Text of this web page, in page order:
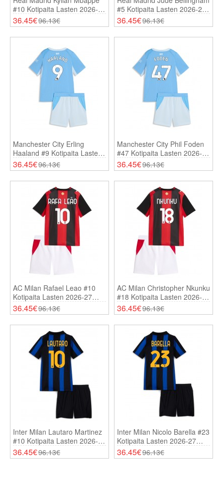
#10 Kotipaita Lasten 2026-27
Lyhythihainen (+ Shortsit)
36.45€96.13€
#5 Kotipaita Lasten 2026-27
Lyhythihainen (+ Shortsit)
36.45€96.13€
Manchester City Erling
Haaland #9 Kotipaita Lasten
2026-27 Lyhythihainen (+
Shortsit)
36.45€96.13€
Manchester City Phil Foden
#47 Kotipaita Lasten 2026-27
Lyhythihainen (+ Shortsit)
36.45€96.13€
AC Milan Rafael Leao #10
Kotipaita Lasten 2026-27
Lyhythihainen (+ Shortsit)
36.45€96.13€
AC Milan Christopher Nkunku
#18 Kotipaita Lasten 2026-27
Lyhythihainen (+ Shortsit)
36.45€96.13€
Inter Milan Lautaro Martinez
#10 Kotipaita Lasten 2026-27
Lyhythihainen (+ Shortsit)
36.45€96.13€
Inter Milan Nicolo Barella #23
Kotipaita Lasten 2026-27
Lyhythihainen (+ Shortsit)
36.45€96.13€